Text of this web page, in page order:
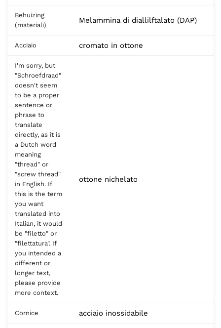
Behuizing
(materiali)
Melammina di diallilftalato (DAP)
Acciaio cromato in ottone
I'm sorry, but
"Schroefdraad"
doesn't seem
to be a proper
sentence or
phrase to
translate
directly, as it is
a Dutch word
meaning
"thread" or
"screw thread"
in English. If
this is the term
you want
translated into
Italian, it would
be "filetto" or
"filettatura". If
you intended a
different or
longer text,
please provide
more context.
ottone nichelato
Cornice acciaio inossidabile